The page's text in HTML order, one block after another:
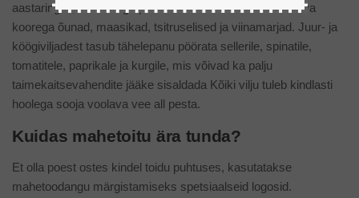
aastaringelt, ühed kõige pestitsiidirikkamad neist on läikiva
koorega õunad, maasikad, tsitruselised ja viinamarjad. Juur- ja
köögiviljadest tasub tähelepanu pöörata sellerile, spinatile,
tomatitele, paprikale ja kurgile, mis võivad ka palju
taimekaitsevahendite jääke sisaldada Kõiki vilju tuleb kindlasti
hoolega sooja voolava vee all pesta.
Kuidas mahetoitu ära tunda?
Et olla poest ostes kindel toidu puhtuses, kasutatakse
mahetoodangu märgistamiseks spetsiaalseid logosid.